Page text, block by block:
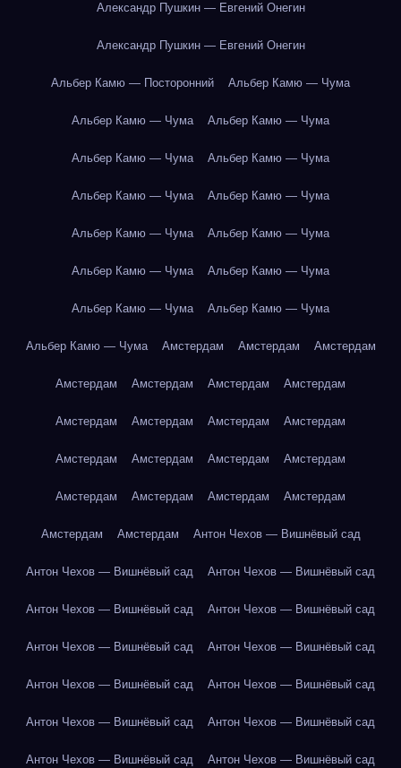
Александр Пушкин — Евгений Онегин
Александр Пушкин — Евгений Онегин
Альбер Камю — Посторонний Альбер Камю — Чума
Альбер Камю — Чума Альбер Камю — Чума
Альбер Камю — Чума Альбер Камю — Чума
Альбер Камю — Чума Альбер Камю — Чума
Альбер Камю — Чума Альбер Камю — Чума
Альбер Камю — Чума Альбер Камю — Чума
Альбер Камю — Чума Альбер Камю — Чума
Альбер Камю — Чума Амстердам Амстердам Амстердам
Амстердам Амстердам Амстердам Амстердам
Амстердам Амстердам Амстердам Амстердам
Амстердам Амстердам Амстердам Амстердам
Амстердам Амстердам Амстердам Амстердам
Амстердам Амстердам Антон Чехов — Вишнёвый сад
Антон Чехов — Вишнёвый сад Антон Чехов — Вишнёвый сад
Антон Чехов — Вишнёвый сад Антон Чехов — Вишнёвый сад
Антон Чехов — Вишнёвый сад Антон Чехов — Вишнёвый сад
Антон Чехов — Вишнёвый сад Антон Чехов — Вишнёвый сад
Антон Чехов — Вишнёвый сад Антон Чехов — Вишнёвый сад
Антон Чехов — Вишнёвый сад Антон Чехов — Вишнёвый сад